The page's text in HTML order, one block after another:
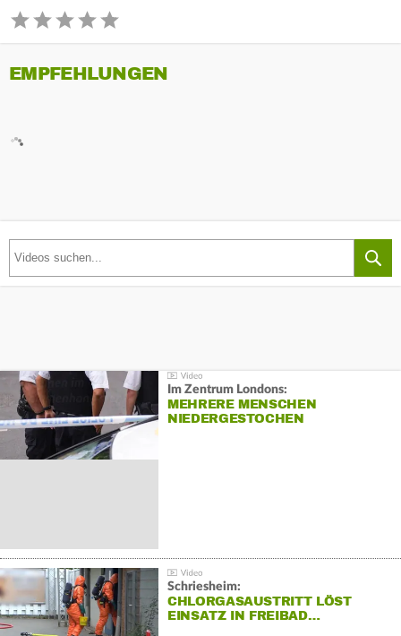
EMPFEHLUNGEN
Im Zentrum Londons:
MEHRERE MENSCHEN
NIEDERGESTOCHEN
Schriesheim:
CHLORGASAUSTRITT LÖST
EINSATZ IN FREIBAD…